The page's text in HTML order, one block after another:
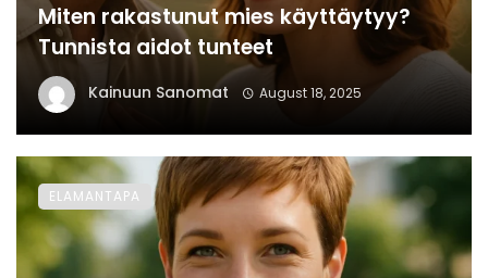
Miten rakastunut mies käyttäytyy?
Tunnista aidot tunteet
Kainuun Sanomat August 18, 2025
ELAMANTAPA